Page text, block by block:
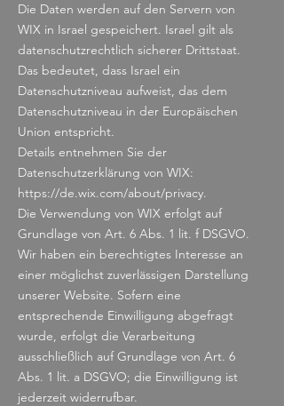
Die Daten werden auf den Servern von
WIX in Israel gespeichert. Israel gilt als
datenschutzrechtlich sicherer Drittstaat.
Das bedeutet, dass Israel ein
Datenschutzniveau aufweist, das dem
Datenschutzniveau in der Europäischen
Union entspricht.
Details entnehmen Sie der
Datenschutzerklärung von WIX:
https://de.wix.com/about/privacy.
Die Verwendung von WIX erfolgt auf
Grundlage von Art. 6 Abs. 1 lit. f DSGVO.
Wir haben ein berechtigtes Interesse an
einer möglichst zuverlässigen Darstellung
unserer Website. Sofern eine
entsprechende Einwilligung abgefragt
wurde, erfolgt die Verarbeitung
ausschließlich auf Grundlage von Art. 6
Abs. 1 lit. a DSGVO; die Einwilligung ist
jederzeit widerrufbar.